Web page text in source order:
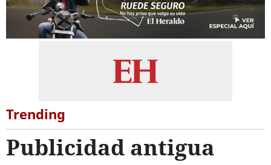
Trending
Publicidad antigua